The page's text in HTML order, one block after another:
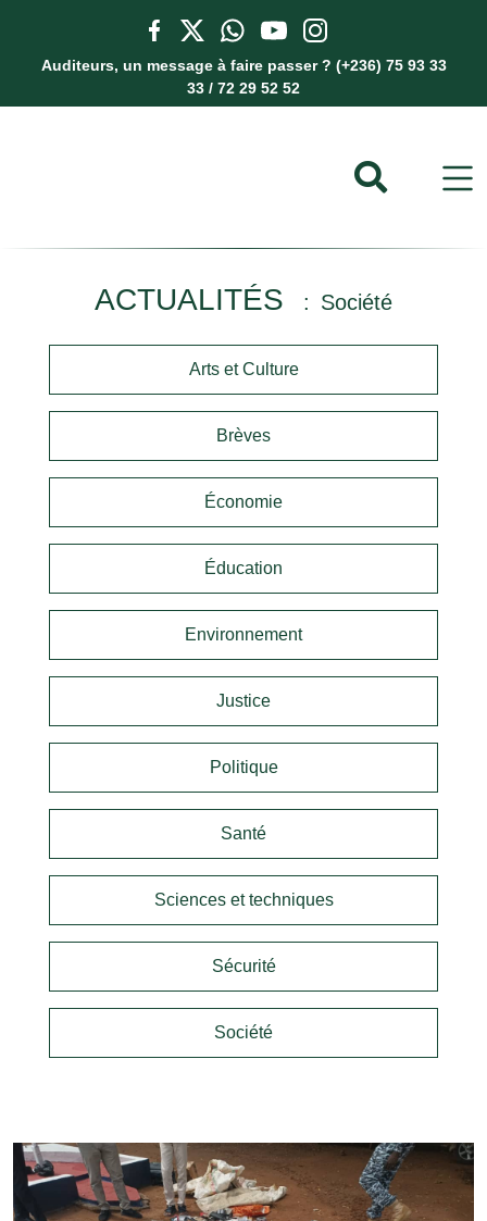
Auditeurs, un message à faire passer ? (+236) 75 93 33
33 / 72 29 52 52
ACTUALITÉS Société
Arts et Culture
Brèves
Économie
Éducation
Environnement
Justice
Politique
Santé
Sciences et techniques
Sécurité
Société